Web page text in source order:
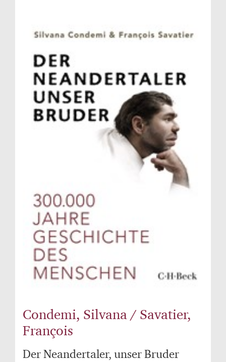
Condemi, Silvana / Savatier,
François
Der Neandertaler, unser Bruder